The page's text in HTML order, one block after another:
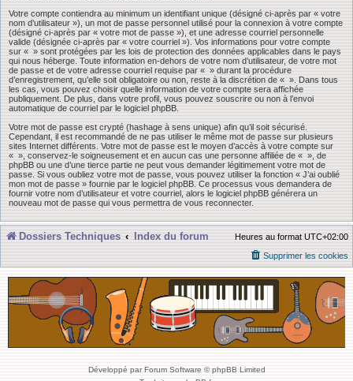
Votre compte contiendra au minimum un identifiant unique (désigné ci-après par « votre
nom d’utilisateur »), un mot de passe personnel utilisé pour la connexion à votre compte
(désigné ci-après par « votre mot de passe »), et une adresse courriel personnelle
valide (désignée ci-après par « votre courriel »). Vos informations pour votre compte
sur « » sont protégées par les lois de protection des données applicables dans le pays
qui nous héberge. Toute information en-dehors de votre nom d’utilisateur, de votre mot
de passe et de votre adresse courriel requise par « » durant la procédure
d’enregistrement, qu’elle soit obligatoire ou non, reste à la discrétion de « ». Dans tous
les cas, vous pouvez choisir quelle information de votre compte sera affichée
publiquement. De plus, dans votre profil, vous pouvez souscrire ou non à l’envoi
automatique de courriel par le logiciel phpBB.
Votre mot de passe est crypté (hashage à sens unique) afin qu’il soit sécurisé.
Cependant, il est recommandé de ne pas utiliser le même mot de passe sur plusieurs
sites Internet différents. Votre mot de passe est le moyen d’accès à votre compte sur
« », conservez-le soigneusement et en aucun cas une personne affiliée de « », de
phpBB ou une d’une tierce partie ne peut vous demander légitimement votre mot de
passe. Si vous oubliez votre mot de passe, vous pouvez utiliser la fonction « J’ai oublié
mon mot de passe » fournie par le logiciel phpBB. Ce processus vous demandera de
fournir votre nom d’utilisateur et votre courriel, alors le logiciel phpBB générera un
nouveau mot de passe qui vous permettra de vous reconnecter.
Dossiers Techniques Index du forum Heures au format UTC+02:00
Supprimer les cookies
Développé par Forum Software © phpBB Limited